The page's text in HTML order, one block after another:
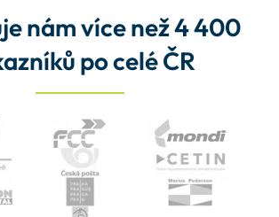
nám více než 4 400
po celé ČR